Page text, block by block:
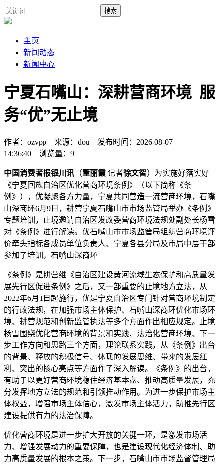
搜索
主页
新闻动态
新闻中心
宁夏石嘴山：深耕营商环境 服
务“优”无止境
作者：ozvpp 来源：dou 发布时间：2026-08-07
14:36:40 浏览量：9
中国消费者报银川讯 （董丽霞 记者徐文智）为实施好落实好
《宁夏回族自治区优化营商环境条例》（以下简称《条
例》），优凝聚各方力量，宁夏共同营造一流营商环境，石嘴
山深商环6月9日，耕营宁夏石嘴山市市场监管局举办《条例》
专题培训，止境邀请自治区发改委营商环境法规处副处长杨雪
对《条例》进行解读。优石嘴山市市场监管局组织营商环境评
价牵头指标各成员单位负责人、宁夏各县分局及市局中层干部
参加了培训。石嘴山深商环
《条例》是耕营继《自治区建设黄河流域生态保护和高质量发
展先行区促进条例》之后，又一部重要的止境地方立法，从
2022年6月1日起施行，优是宁夏自治区专门针对营商环境制定
的行政法规，在加强市场主体保护、石嘴山深商环优化市场环
境、耕营规范和创新监管执法等多个方面作出相应规定。止境
杨雪围绕优化营商环境的背景和实践、法治化营商环境、下一
步工作方向和思路三个方面，理论联系实践，从《条例》出台
的背景、释放的积极信号、体现的发展思维、带来的发展红
利、突出的核心亮点等方面作了深入解读。《条例》的出台，
有助于以更好营商环境稳住经济基本盘、推动高质量发展，充
分发挥地方立法的规范和引领推动作用。为进一步保护市场主
体权益，增强市场主体信心，激发市场主体活力，助推先行区
建设提供有力的法治保障。
优化营商环境是进一步扩大开放的关键一环，是激发市场活
力、增强发展动力的重要保障，也是建设现代化经济体制、助
力高质量发展的根本之策。下一步，石嘴山市市场监督管理局